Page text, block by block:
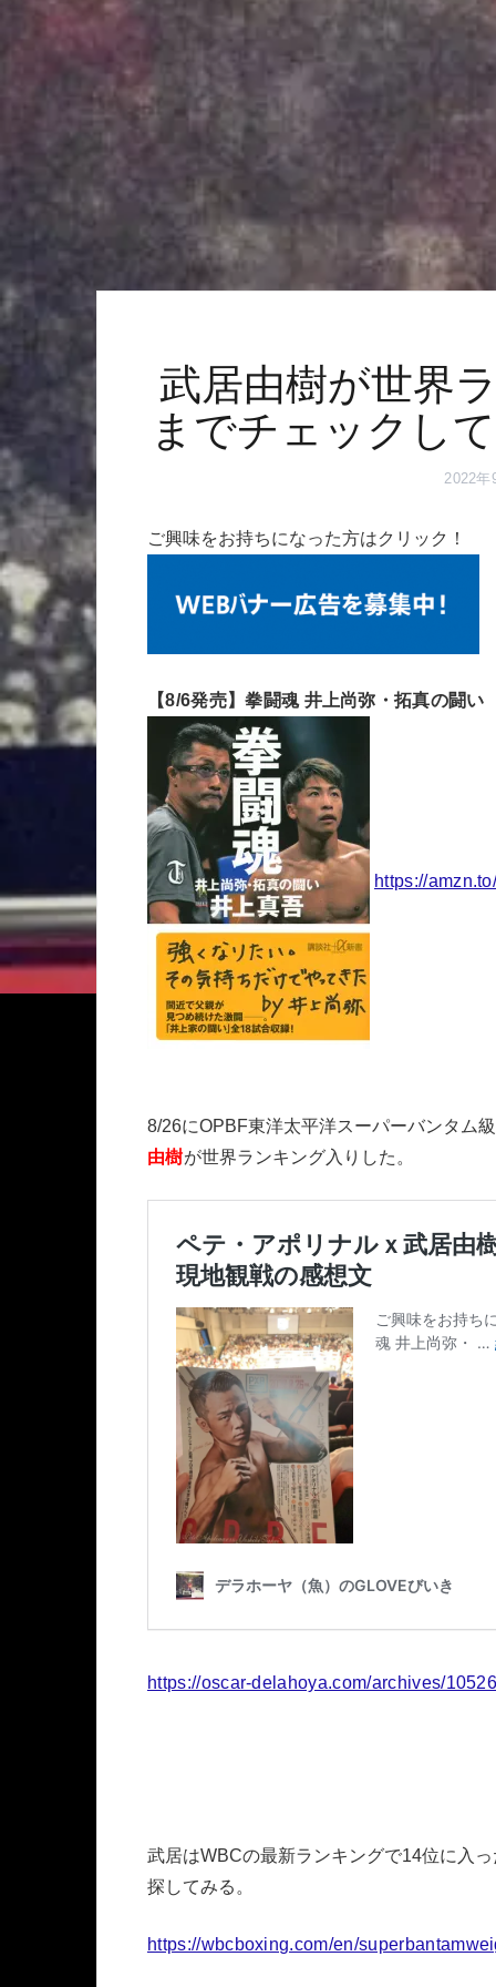
武居由樹が世界
までチェックし
2022年
ご興味をお持ちになった方はクリック！
【8/6発売】拳闘魂 井上尚弥・拓真の闘い
https://
8/26にOPBF東洋太平洋スーパーバンタム
由樹が世界ランキング入りした。
https://oscar-delahoya.com/archives/
武居はWBCの最新ランキングで14位に入
探してみる。
https://wbcboxing.com/en/